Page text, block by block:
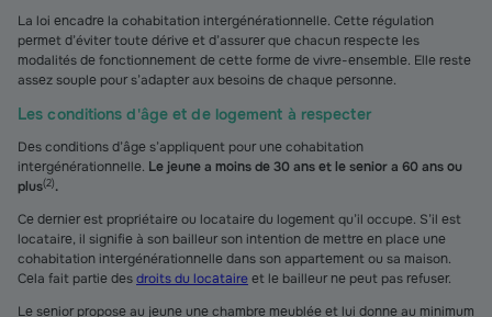
La loi encadre la cohabitation intergénérationnelle. Cette régulation
permet d’éviter toute dérive et d’assurer que chacun respecte les
modalités de fonctionnement de cette forme de vivre-ensemble. Elle reste
assez souple pour s’adapter aux besoins de chaque personne.
Les conditions d'âge et de logement à respecter
Des conditions d’âge s’appliquent pour une cohabitation
intergénérationnelle. Le jeune a moins de 30 ans et le senior a 60 ans ou
plus(2).
Ce dernier est propriétaire ou locataire du logement qu’il occupe. S’il est
locataire, il signifie à son bailleur son intention de mettre en place une
cohabitation intergénérationnelle dans son appartement ou sa maison.
Cela fait partie desdroits du locataireet le bailleur ne peut pas refuser.
Le senior propose au jeune une chambre meublée et lui donne au minimum